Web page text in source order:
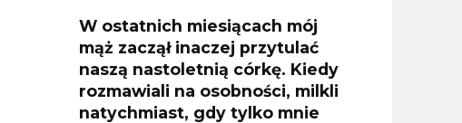
W ostatnich miesiącach mój
mąż zaczął inaczej przytulać
naszą nastoletnią córkę. Kiedy
rozmawiali na osobności, milkli
natychmiast, gdy tylko mnie